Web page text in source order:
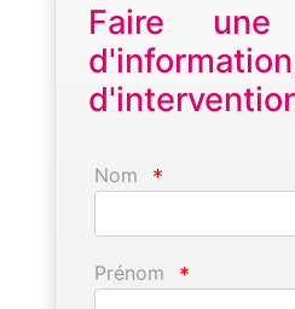
Faire une
Nom *
Prénom *